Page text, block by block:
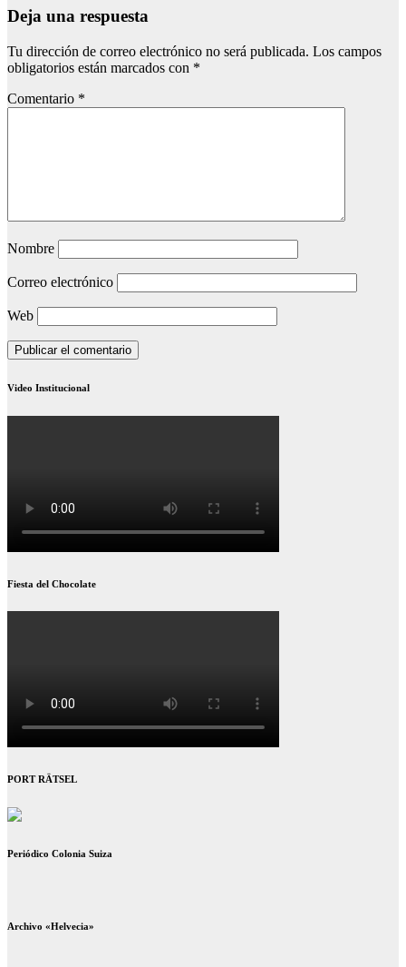
Deja una respuesta
Tu dirección de correo electrónico no será publicada. Los campos
obligatorios están marcados con *
Comentario *
Nombre
Correo electrónico
Web
Video Institucional
Fiesta del Chocolate
PORT RÄTSEL
Periódico Colonia Suiza
Archivo «Helvecia»